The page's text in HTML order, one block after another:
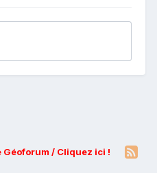
/ Cliquez ici !